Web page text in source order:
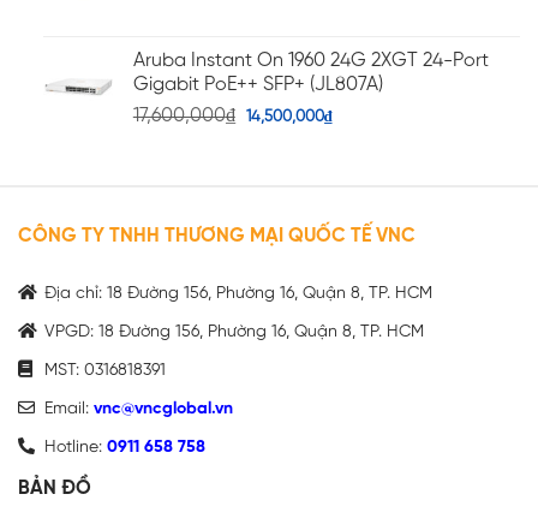
Aruba Instant On 1960 24G 2XGT 24-Port
Gigabit PoE++ SFP+ (JL807A)
17,600,000₫ 14,500,000₫
CÔNG TY TNHH THƯƠNG MẠI QUỐC TẾ VNC
Địa chỉ: 18 Đường 156, Phường 16, Quận 8, TP. HCM
VPGD: 18 Đường 156, Phường 16, Quận 8, TP. HCM
MST: 0316818391
Email: vnc@vncglobal.vn
Hotline: 0911 658 758
BẢN ĐỒ